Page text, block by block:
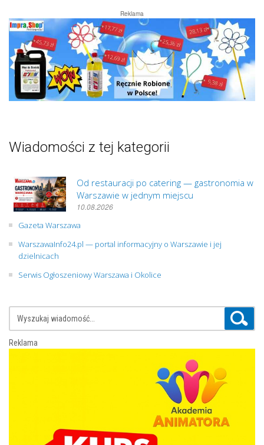
Reklama
Wiadomości z tej kategorii
Od restauracji po catering — gastronomia w
Warszawie w jednym miejscu
10.08.2026
Gazeta Warszawa
WarszawaInfo24.pl — portal informacyjny o Warszawie i jej
dzielnicach
Serwis Ogłoszeniowy Warszawa i Okolice
Reklama